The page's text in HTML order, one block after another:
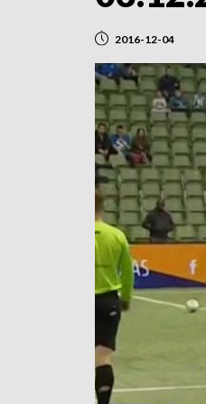
2016-12-04